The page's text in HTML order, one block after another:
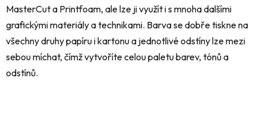
MasterCut a Printfoam, ale lze ji využít i s mnoha dalšími
grafickými materiály a technikami. Barva se dobře tiskne na
všechny druhy papíru i kartonu a jednotlivé odstíny lze mezi
sebou míchat, čímž vytvoříte celou paletu barev, tónů a
odstínů.